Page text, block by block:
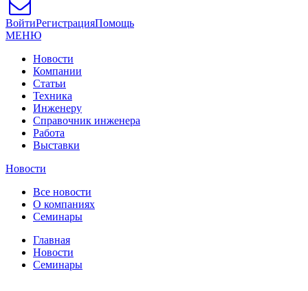
ВойтиРегистрацияПомощь
МЕНЮ
Новости
Компании
Статьи
Техника
Инженеру
Справочник инженера
Работа
Выставки
Новости
Все новости
О компаниях
Семинары
Главная
Новости
Семинары